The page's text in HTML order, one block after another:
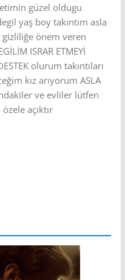
güzel oldugu
yaş boy takıntım asla
önem veren
ISRAR ETMEYİ
olurum takıntıları
kız arıyorum ASLA
ve evliler lütfen
açıktır